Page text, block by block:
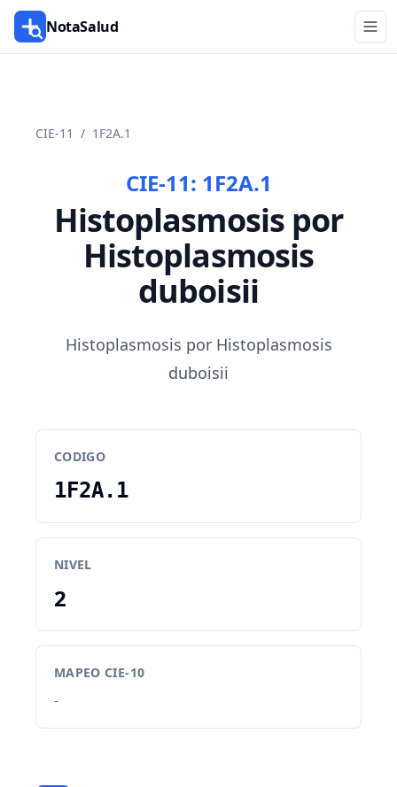
NotaSalud
CIE-11 / 1F2A.1
CIE-11: 1F2A.1
Histoplasmosis por
Histoplasmosis
duboisii
Histoplasmosis por Histoplasmosis
duboisii
CODIGO
1F2A.1
NIVEL
2
MAPEO CIE-10
-